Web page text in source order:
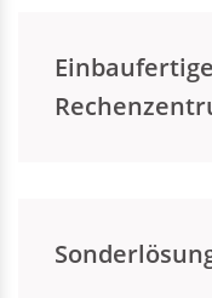
Einbaufertige